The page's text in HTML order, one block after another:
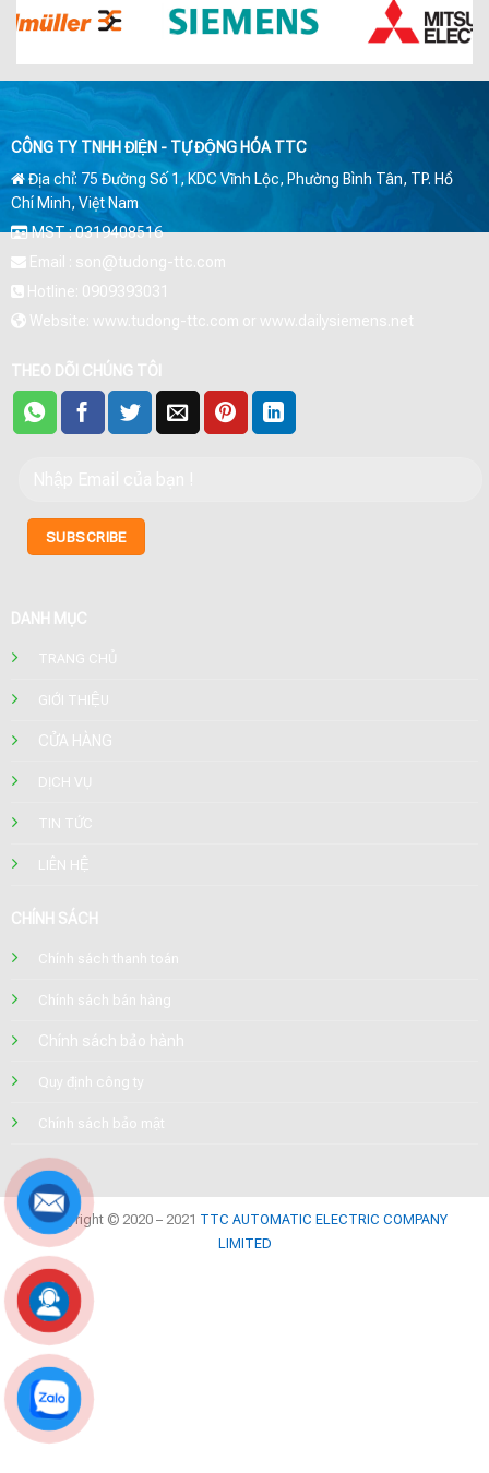
CÔNG TY TNHH ĐIỆN - TỰ ĐỘNG HÓA TTC
Địa chỉ: 75 Đường Số 1, KDC Vĩnh Lộc, Phường Bình Tân, TP. Hồ
Chí Minh, Việt Nam
MST : 0319408516
Email : son@tudong-ttc.com
Hotline: 0909393031
Website: www.tudong-ttc.com or www.dailysiemens.net
THEO DÕI CHÚNG TÔI
DANH MỤC
TRANG CHỦ
GIỚI THIỆU
CỬA HÀNG
DỊCH VỤ
TIN TỨC
LIÊN HỆ
CHÍNH SÁCH
Chính sách thanh toán
Chính sách bán hàng
Chính sách bảo hành
Quy định công ty
Chính sách bảo mật
Copyright © 2020 – 2021 TTC AUTOMATIC ELECTRIC COMPANY
LIMITED